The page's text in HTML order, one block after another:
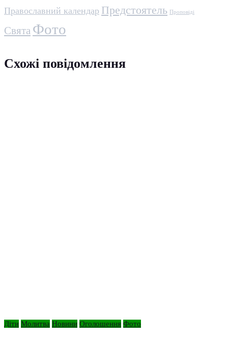
Православний календар Предстоятель Проповіді
Свята Фото
Схожі повідомлення
Діти Молитва Новини Оголошення Фото